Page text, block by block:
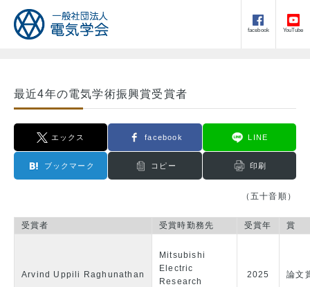
facebook YouTube
最近4年の電気学術振興賞受賞者
エックス facebook LINE
ブックマーク コピー 印刷
（五十音順）
受賞者 受賞時勤務先 受賞年 賞
Arvind Uppili Raghunathan
Mitsubishi
Electric
Research
2025 論文